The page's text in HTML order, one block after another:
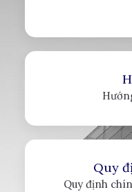
Quy
Quy định